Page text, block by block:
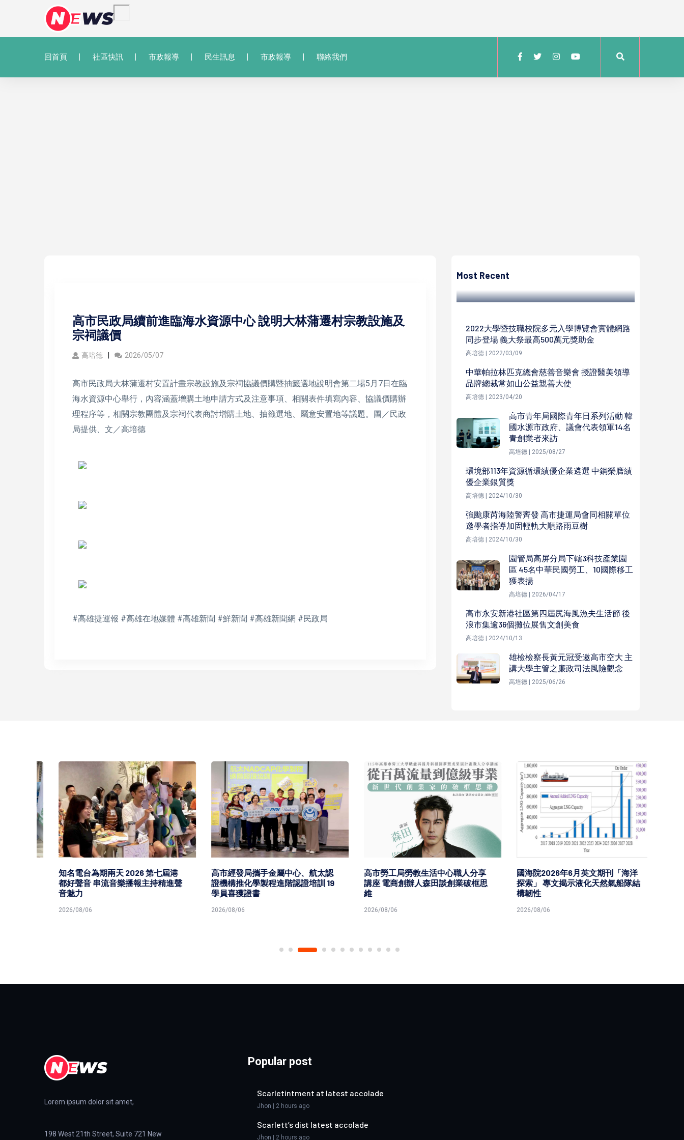
回首頁 社區快訊 市政報導 民生訊息 市政報導 聯絡我們
高市民政局續前進臨海水資源中心 說明大林蒲遷村宗教設施及
宗祠議價
高培德 2026/05/07
高市民政局大林蒲遷村安置計畫宗教設施及宗祠協議價購暨抽籤選地說明會第二場5月7日在臨
海水資源中心舉行，內容涵蓋增購土地申請方式及注意事項、相關表件填寫內容、協議價購辦
理程序等，相關宗教團體及宗祠代表商討增購土地、抽籤選地、屬意安置地等議題。圖／民政
局提供、文／高培德
#高雄捷運報 #高雄在地媒體 #高雄新聞 #鮮新聞 #高雄新聞網 #民政局
Most Recent
務局會同4公會鑑定安全才准復工
2022大學暨技職校院多元入學博覽會實體網路
同步登場 義大祭最高500萬元獎助金
高培德 | 2022/03/09
中華帕拉林匹克總會慈善音樂會 授證醫美領導
品牌總裁常如山公益親善大使
高培德 | 2023/04/20
高市青年局國際青年日系列活動 韓
國水源市政府、議會代表領軍14名
青創業者來訪
高培德 | 2025/08/27
環境部113年資源循環績優企業遴選 中鋼榮膺績
優企業銀質獎
高培德 | 2024/10/30
強颱康芮海陸警齊發 高市捷運局會同相關單位
邀學者指導加固輕軌大順路雨豆樹
高培德 | 2024/10/30
園管局高屏分局下轄3科技產業園
區 45名中華民國勞工、10國際移工
獲表揚
高培德 | 2026/04/17
高市永安新港社區第四屆尻海風漁夫生活節 後
浪市集逾36個攤位展售文創美食
高培德 | 2024/10/13
雄檢檢察長黃元冠受邀高市空大 主
講大學主管之廉政司法風險觀念
高培德 | 2025/06/26
知名電台為期兩天 2026 第七屆港
都好聲音 串流音樂播報主持精進聲
音魅力
2026/08/06
高市經發局攜手金屬中心、航太認
證機構推化學製程進階認證培訓 19
學員喜獲證書
2026/08/06
高市勞工局勞教生活中心職人分享
講座 電商創辦人森田談創業破框思
2026/08/06
國海院2026年6月英文期刊「海洋
探索」 專文揭示液化天然氣船隊結
構韌性
2026/08/06
Lorem ipsum dolor sit amet,
198 West 21th Street, Suite 721 New
Popular post
Scarletintment at latest accolade
Jhon | 2 hours ago
Scarlett’s dist latest accolade
Jhon | 2 hours ago